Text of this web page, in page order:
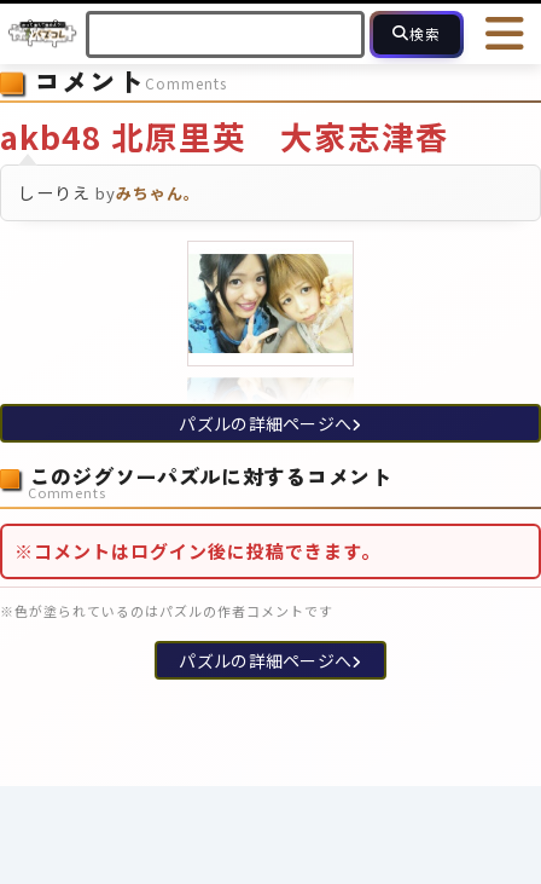
検索
HOME
お問合せ
フォローしている人のパズル 人気のパズル 最近投稿され
16～49
モザイクのみ
コメント Comments
akb48 北原里英 大家志津香
しーりえ byみちゃん。
パズルの詳細ページへ
このジグソーパズルに対するコメント
Comments
※コメントはログイン後に投稿できます。
※色が塗られているのはパズルの作者コメントです
パズルの詳細ページへ